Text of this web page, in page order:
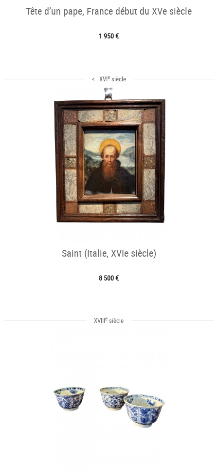
Tête d’un pape, France début du XVe siècle
1 950 €
< XVIesiècle
Saint (Italie, XVIe siècle)
8 500 €
XVIIIe siècle